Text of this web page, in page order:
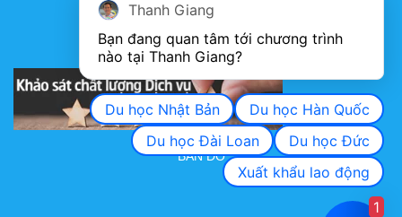
KHẢO SÁT CHẤT LƯỢNG DỊCH VỤ
BẢN ĐỒ
Thanh Giang
Bạn đang quan tâm tới chương trình
nào tại Thanh Giang?
Du học Nhật Bản
Du học Hàn Quốc
Du học Đài Loan
Du học Đức
Xuất khẩu lao động
1